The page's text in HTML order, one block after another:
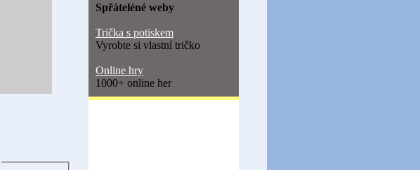
Spřáteléné weby
Trička s potiskem
Vyrobte si vlastní tričko
Online hry
1000+ online her